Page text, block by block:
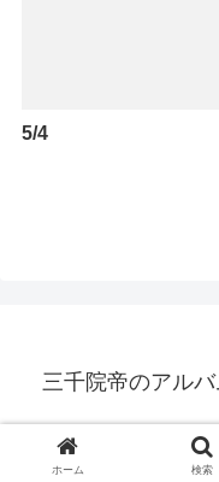
5/4
三千院帝のアル
© 2006 三千院帝のア
ホーム 検索